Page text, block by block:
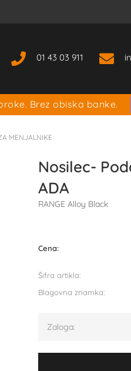
01 43 03 911
Brez obiska banke.
MENJALNIKE
Nosilec-
ADA
RANGE Alloy Black
Cena:
Šifra artikla:
Blagovna znamka:
Zaloga: